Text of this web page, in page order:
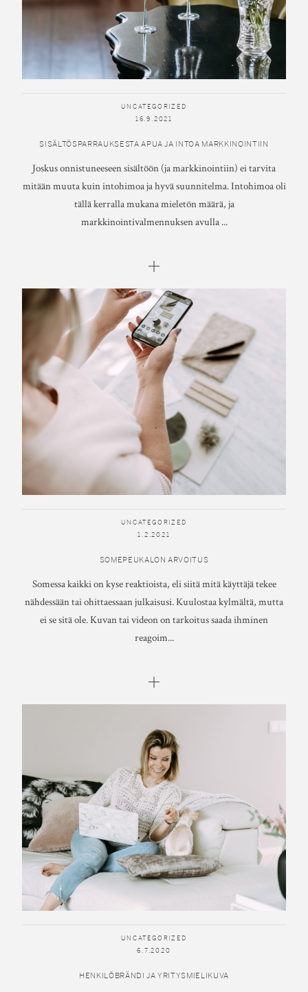
UNCATEGORIZED
16.9.2021
SISÄLTÖSPARRAUKSESTA APUA JA INTOA MARKKINOINTIIN
Joskus onnistuneeseen sisältöön (ja markkinointiin) ei tarvita
mitään muuta kuin intohimoa ja hyvä suunnitelma. Intohimoa oli
tällä kerralla mukana mieletön määrä, ja
markkinointivalmennuksen avulla ...
UNCATEGORIZED
1.2.2021
SOMEPEUKALON ARVOITUS
Somessa kaikki on kyse reaktioista, eli siitä mitä käyttäjä tekee
nähdessään tai ohittaessaan julkaisusi. Kuulostaa kylmältä, mutta
ei se sitä ole. Kuvan tai videon on tarkoitus saada ihminen
reagoim...
UNCATEGORIZED
6.7.2020
HENKILÖBRÄNDI JA YRITYSMIELIKUVA